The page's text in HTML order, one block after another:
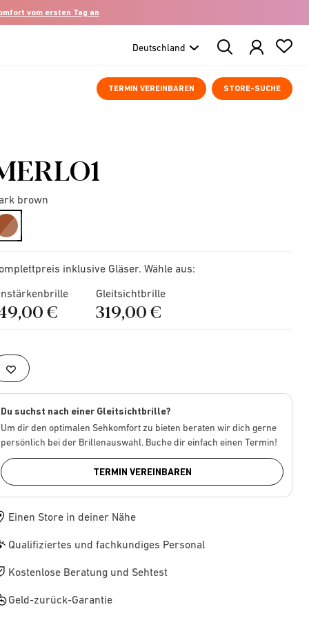
vom ersten Tag an
Search
Products
TERMIN VEREINBAREN STORE-SUCHE
brown
selected
inklusive Gläser. Wähle aus:
€
Gleitsichtbrille
319,00 €
Du suchst nach einer Gleitsichtbrille?
Um dir den optimalen Sehkomfort zu bieten beraten wir dich gerne
persönlich bei der Brillenauswahl. Buche dir einfach einen Termin!
TERMIN VEREINBAREN
Einen Store in deiner Nähe
Qualifiziertes und fachkundiges Personal
Kostenlose Beratung und Sehtest
Geld-zurück-Garantie